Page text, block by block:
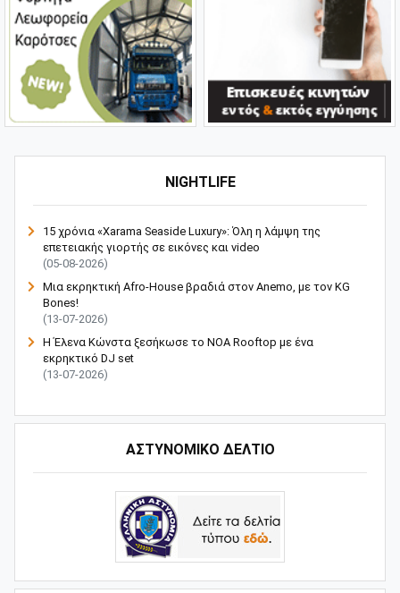
NIGHTLIFE
15 χρόνια «Xarama Seaside Luxury»: Όλη η λάμψη της
επετειακής γιορτής σε εικόνες και video
(05-08-2026)
Μια εκρηκτική Afro-House βραδιά στον Anemo, με τον KG
Bones!
(13-07-2026)
Η Έλενα Κώνστα ξεσήκωσε το NOA Rooftop με ένα
εκρηκτικό DJ set
(13-07-2026)
ΑΣΤΥΝΟΜΙΚΟ ΔΕΛΤΙΟ